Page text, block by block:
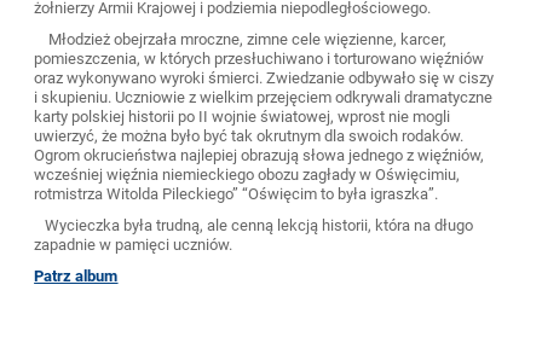
żołnierzy Armii Krajowej i podziemia niepodległościowego.
Młodzież obejrzała mroczne, zimne cele więzienne, karcer,
pomieszczenia, w których przesłuchiwano i torturowano więźniów
oraz wykonywano wyroki śmierci. Zwiedzanie odbywało się w ciszy
i skupieniu. Uczniowie z wielkim przejęciem odkrywali dramatyczne
karty polskiej historii po II wojnie światowej, wprost nie mogli
uwierzyć, że można było być tak okrutnym dla swoich rodaków.
Ogrom okrucieństwa najlepiej obrazują słowa jednego z więźniów,
wcześniej więźnia niemieckiego obozu zagłady w Oświęcimiu,
rotmistrza Witolda Pileckiego” “Oświęcim to była igraszka”.
Wycieczka była trudną, ale cenną lekcją historii, która na długo
zapadnie w pamięci uczniów.
Patrz album